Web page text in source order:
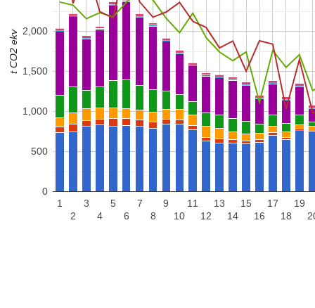
1
2
3
4
5
6
7
8
9
10
11
12
13
14
15
16
17
18
19
0
500
1,000
1,500
2,000
t CO2 ekv